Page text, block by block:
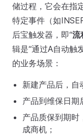
储过程，它会在指
特定事件（如
后宝触发器，即“流
辑是“通过A自动触
的业务场景：
新建产品后，自
产品到维保日期
产品质保到期时
成商机；